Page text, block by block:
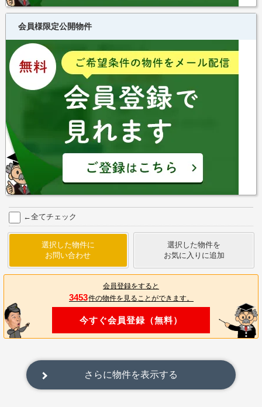
会員様限定公開物件
←全てチェック
選択した物件に
お問い合わせ
選択した物件を
お気に入りに追加
会員登録をすると
3453件の物件を見ることができます。
今すぐ会員登録（無料）
さらに物件を表示する